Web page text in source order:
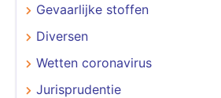
Gevaarlijke stoffen
Diversen
Wetten coronavirus
Jurisprudentie